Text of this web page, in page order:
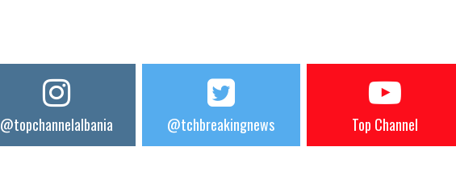
@topchannelalbania @tchbreakingnews Top Channel